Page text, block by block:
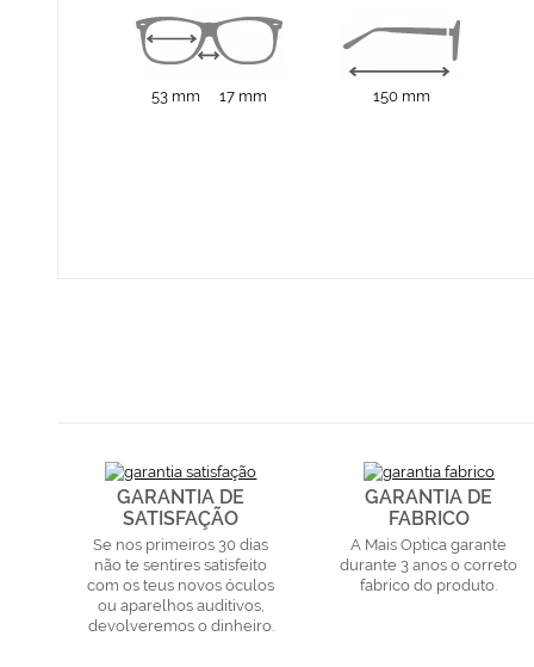
53 mm 17 mm 150 mm
GARANTIA DE
SATISFAÇÃO
Se nos primeiros 30 dias
não te sentires satisfeito
com os teus novos óculos
ou aparelhos auditivos,
devolveremos o dinheiro.
GARANTIA DE
FABRICO
A Mais Optica garante
durante 3 anos o correto
fabrico do produto.